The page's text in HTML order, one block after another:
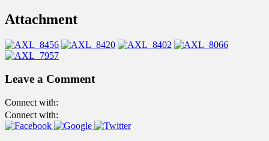
Attachment
Leave a Comment
Connect with:
Connect with: